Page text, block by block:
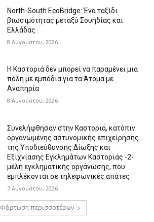
North-South EcoBridge: Ένα ταξίδι
βιωσιμότητας μεταξύ Σουηδίας και
Ελλάδας
8 Αυγούστου, 2026
Η Καστοριά δεν μπορεί να παραμένει μια
πόλη με εμπόδια για τα Άτομα με
Αναπηρία
8 Αυγούστου, 2026
Συνελήφθησαν στην Καστοριά, κατόπιν
οργανωμένης αστυνομικής επιχείρησης
της Υποδιεύθυνσης Δίωξης και
Εξιχνίασης Εγκλημάτων Καστοριάς -2-
μέλη εγκληματικής οργάνωσης, που
εμπλέκονται σε τηλεφωνικές απάτες
7 Αυγούστου, 2026
Φόρτωση περισσοτέρων